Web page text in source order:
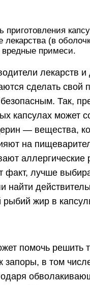
приготовления
лекарства (в
вредные примеси.
лекарств и
сделать свой
Так,
капсулах может
— вещества,
на
аллергические
факт, лучше
найти
рыбий жир в
помочь решить
запоры, в том